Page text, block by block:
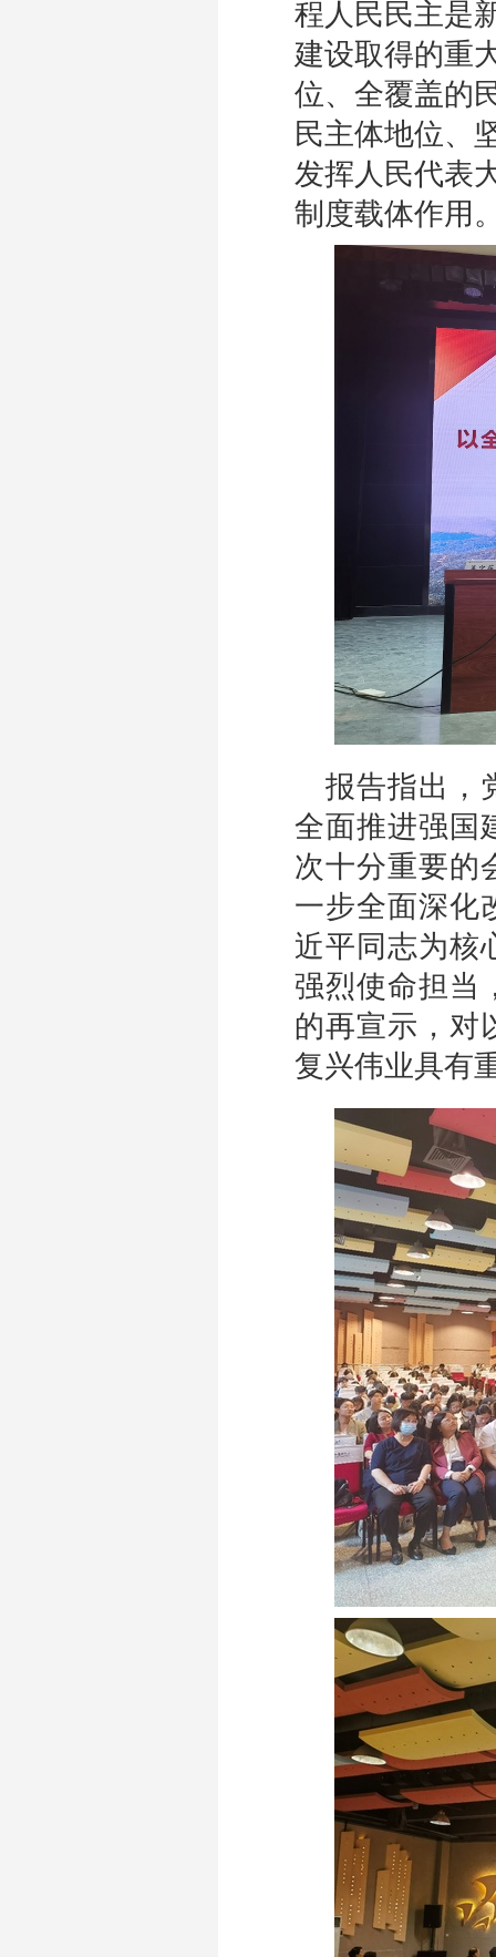
程人民民主是
建设取得的重
位、全覆盖的
民主体地位、
发挥人民代表
制度载体作用
报告指出，
全面推进强国
次十分重要的
一步全面深化
近平同志为核
强烈使命担当
的再宣示，对
复兴伟业具有